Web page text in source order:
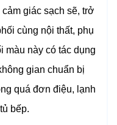
giác sạch sẽ, trở
cùng nội thất, phụ
màu này có tác dụng
gian chuẩn bị
quá đơn điệu, lạnh
bếp.